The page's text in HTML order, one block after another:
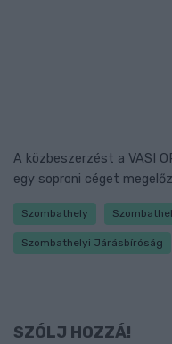
A közbeszerzést a VASI
egy soproni céget
Szombathely
Szombathelyi Járásbíróság
SZÓLJ HOZZÁ!